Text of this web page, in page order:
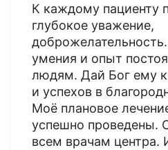
К каждому пациенту
глубокое уважение,
доброжелательность.
умения и опыт
людям. Дай Бог ему
и успехов в
Моё плановое
успешно проведены.
всем врачам центра.